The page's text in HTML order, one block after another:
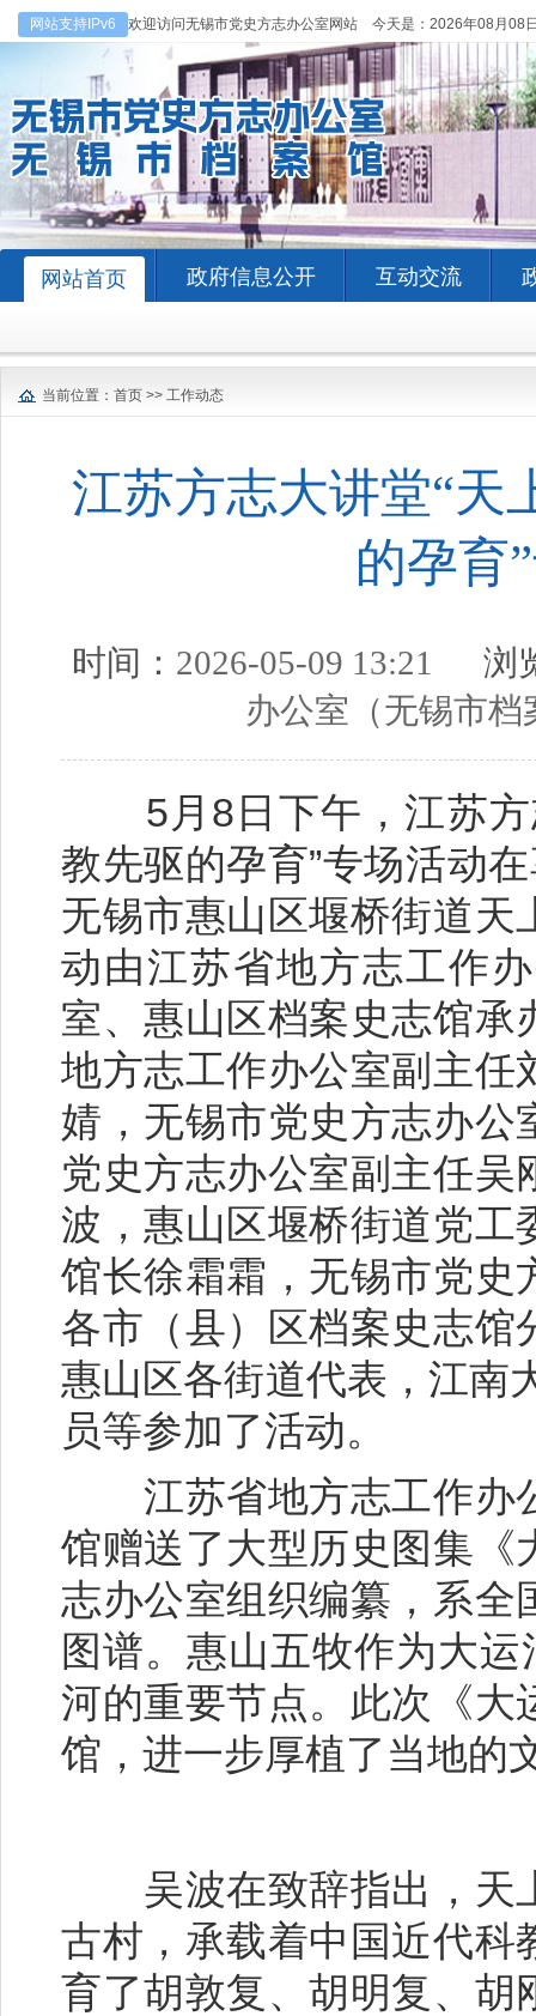
网站支持IPv6 欢迎访问无锡市党史方志办公室网站 今天是： 2026年08月08
网站首页 政府信息公开 互动交流
当前位置： 首页 >> 工作动态
江苏方志大讲堂“天
的孕育
时间： 2026-05-09 13:21
浏
办公室（无锡市档
5月8日下午，江苏方
教先驱的孕育”专场活动
无锡市惠山区堰桥街道天
动由江苏省地方志工作
室、惠山区档案史志馆承
地方志工作办公室副主任
婧，无锡市党史方志办公
党史方志办公室副主任
波，惠山区堰桥街道党工
馆长徐霜霜，无锡市党史
各市（县）区档案史志馆
惠山区各街道代表，江南
员等参加了活动。
江苏省地方志工作办
馆赠送了大型历史图集《
志办公室组织编纂，系全
图谱。惠山五牧作为大
河的重要节点。此次《大
馆，进一步厚植了当地的
吴波在致辞指出，天
古村，承载着中国近代科
育了胡敦复、胡明复、胡